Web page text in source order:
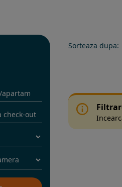
Sorteaza dupa: